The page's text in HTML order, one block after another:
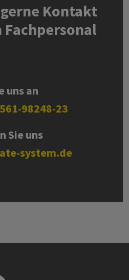
Kontakt
uns an
98248-23
Sie uns
system.de